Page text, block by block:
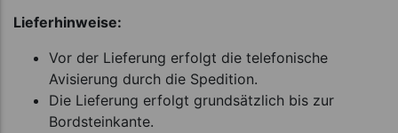
Lieferhinweise:
Vor der Lieferung erfolgt die telefonische
Avisierung durch die Spedition.
Die Lieferung erfolgt grundsätzlich bis zur
Bordsteinkante.